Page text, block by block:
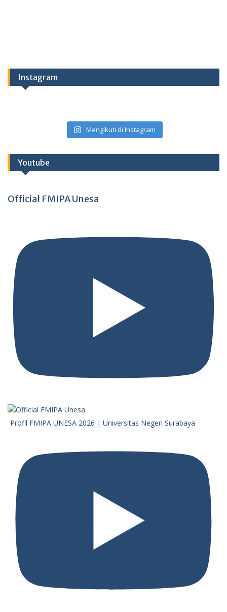
Instagram
Mengikuti di Instagram
Youtube
Official FMIPA Unesa
Profil FMIPA UNESA 2026 | Universitas Negeri Surabaya